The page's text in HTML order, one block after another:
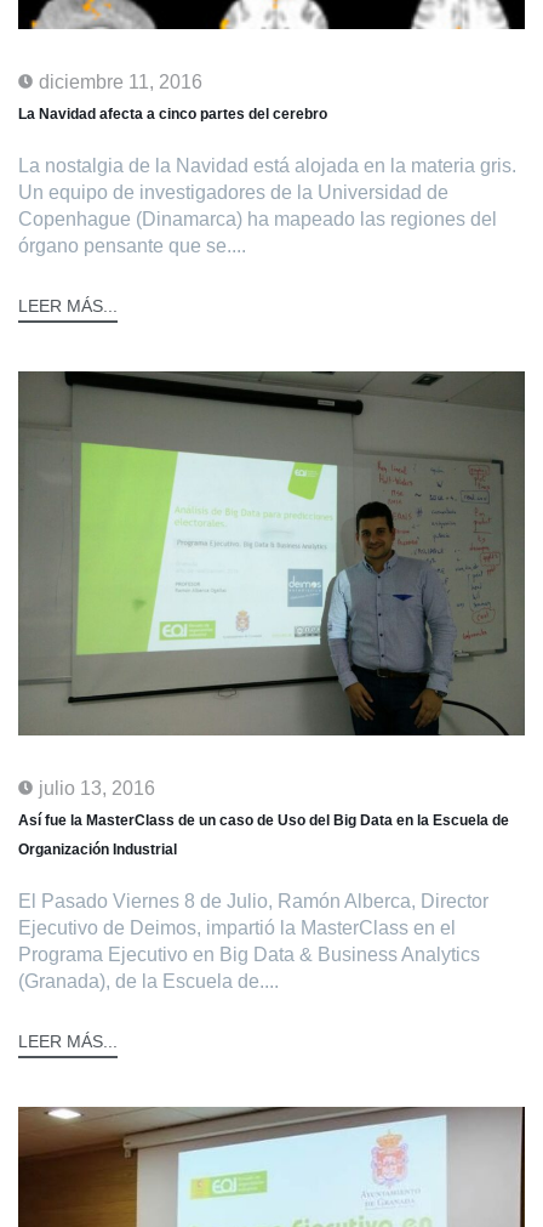
diciembre 11, 2016
La Navidad afecta a cinco partes del cerebro
La nostalgia de la Navidad está alojada en la materia gris.
Un equipo de investigadores de la Universidad de
Copenhague (Dinamarca) ha mapeado las regiones del
órgano pensante que se....
LEER MÁS...
julio 13, 2016
Así fue la MasterClass de un caso de Uso del Big Data en la Escuela de
Organización Industrial
El Pasado Viernes 8 de Julio, Ramón Alberca, Director
Ejecutivo de Deimos, impartió la MasterClass en el
Programa Ejecutivo en Big Data & Business Analytics
(Granada), de la Escuela de....
LEER MÁS...